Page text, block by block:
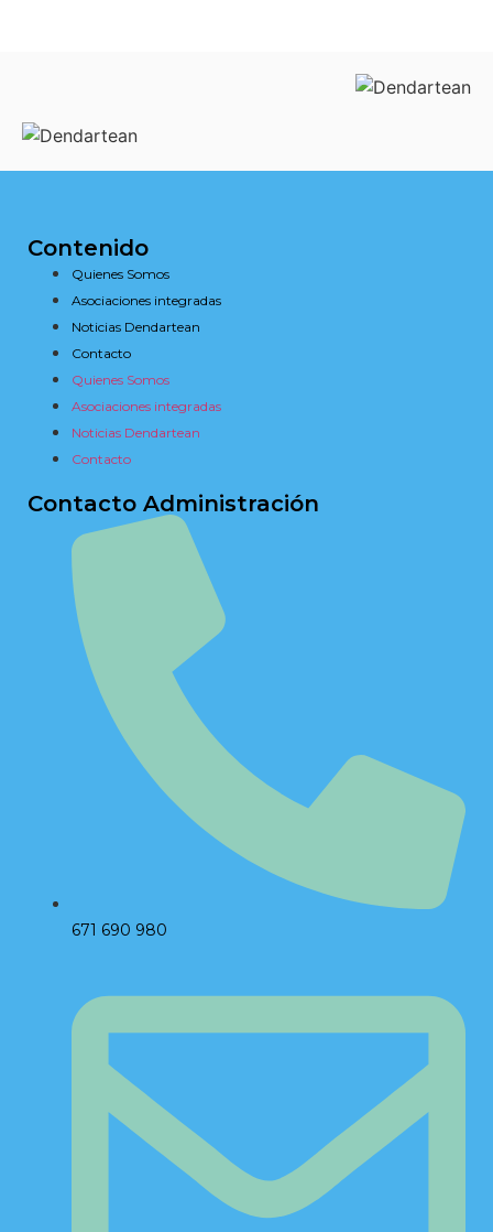
Contenido
Quienes Somos
Asociaciones integradas
Noticias Dendartean
Contacto
Quienes Somos
Asociaciones integradas
Noticias Dendartean
Contacto
Contacto Administración
671 690 980